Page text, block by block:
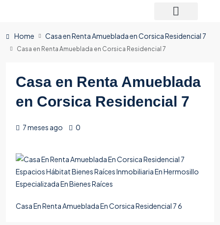
Home Casa en Renta Amueblada en Corsica Residencial 7
Casa en Renta Amueblada en Corsica Residencial 7
Casa en Renta Amueblada
en Corsica Residencial 7
7 meses ago 0
Casa En Renta Amueblada En Corsica Residencial 7 6